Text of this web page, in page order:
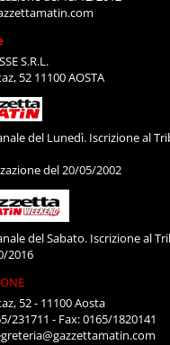
S.R.L.
52 11100 AOSTA
del Lunedì. Iscrizione al
del 20/05/2002
del Sabato. Iscrizione al
2016
52 - 11100 Aosta
231711 - Fax: 0165/1820141